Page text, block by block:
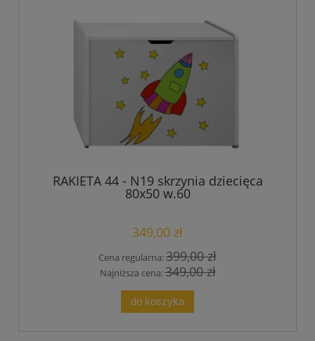
RAKIETA 44 - N19 skrzynia dziecięca
80x50 w.60
349,00 zł
Cena regularna:399,00 zł
Najniższa cena:349,00 zł
do koszyka